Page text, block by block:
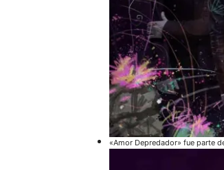
«Amor Depredador» fue parte